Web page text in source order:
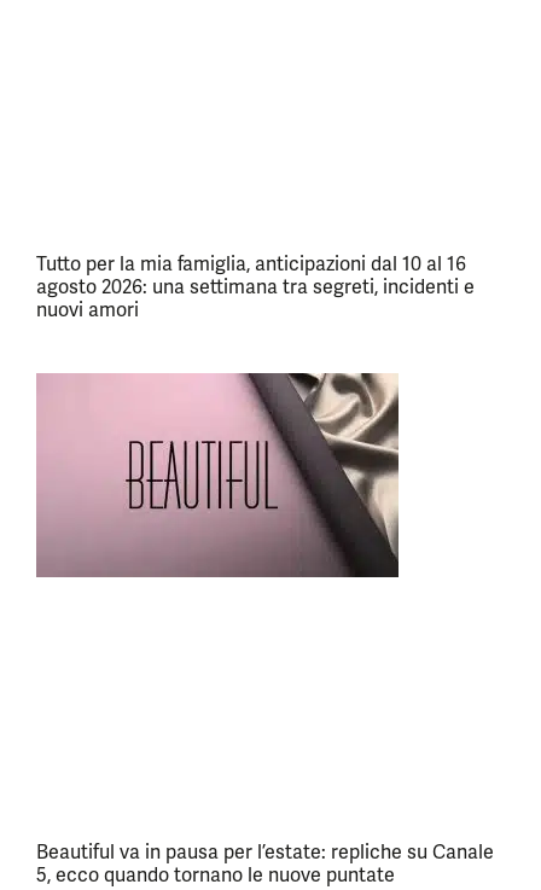
Tutto per la mia famiglia, anticipazioni dal 10 al 16
agosto 2026: una settimana tra segreti, incidenti e
nuovi amori
Beautiful va in pausa per l’estate: repliche su Canale
5, ecco quando tornano le nuove puntate